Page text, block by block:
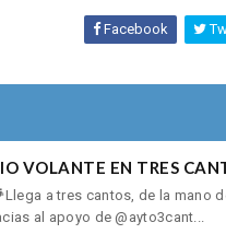
Facebook
VOLANTE EN TRES
a tres cantos, de la
al apoyo de @ayto3cant...